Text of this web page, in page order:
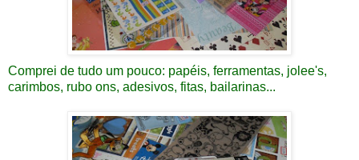
Comprei de tudo um pouco: papéis, ferramentas, jolee's,
carimbos, rubo ons, adesivos, fitas, bailarinas...